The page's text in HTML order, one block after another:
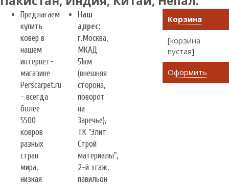
Предлагаем
купить
ковер в
нашем
интернет-
магазине
Perscarpet.ru
- всегда
более
5500
ковров
разных
стран
мира,
низкая
Наш
адрес:
г.Москва,
МКАД
51км
(внешняя
сторона,
поворот
на
Заречье),
ТК "Элит
Строй
материалы",
2-й этаж,
павильон
Корзина
[корзина
пустая]
Оформить